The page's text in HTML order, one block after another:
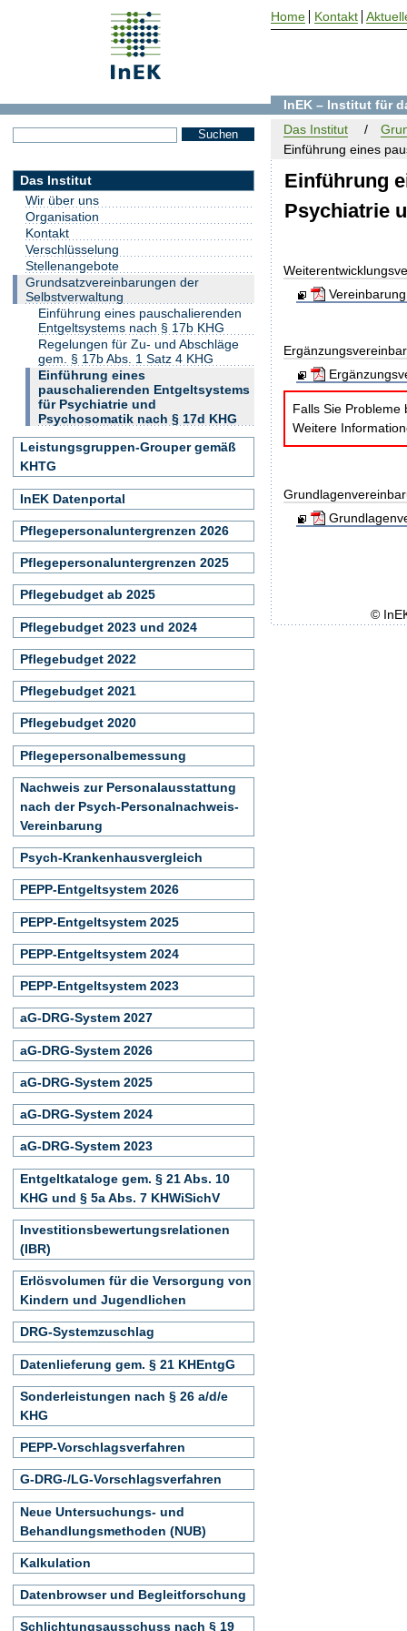
Einführung
Psychiatrie
Vereinbarung
Falls Sie Probleme
Weitere
InEK – Institut für
Das Institut
Einführung eines
Das Institut
Wir über uns
Organisation
Kontakt
Verschlüsselung
Stellenangebote
Grundsatzvereinbarungen der
Selbstverwaltung
Einführung eines pauschalierenden
Entgeltsystems nach § 17b KHG
Regelungen für Zu- und Abschläge
gem. § 17b Abs. 1 Satz 4 KHG
Einführung eines
pauschalierenden Entgeltsystems
für Psychiatrie und
Psychosomatik nach § 17d KHG
Leistungsgruppen-Grouper gemäß
KHTG
InEK Datenportal
Pflegepersonaluntergrenzen 2026
Pflegepersonaluntergrenzen 2025
Pflegebudget ab 2025
Pflegebudget 2023 und 2024
Pflegebudget 2022
Pflegebudget 2021
Pflegebudget 2020
Pflegepersonalbemessung
Nachweis zur Personalausstattung
nach der Psych-Personalnachweis-
Vereinbarung
Psych-Krankenhausvergleich
PEPP-Entgeltsystem 2026
PEPP-Entgeltsystem 2025
PEPP-Entgeltsystem 2024
PEPP-Entgeltsystem 2023
aG-DRG-System 2027
aG-DRG-System 2026
aG-DRG-System 2025
aG-DRG-System 2024
aG-DRG-System 2023
Entgeltkataloge gem. § 21 Abs. 10
KHG und § 5a Abs. 7 KHWiSichV
Investitionsbewertungsrelationen
(IBR)
Erlösvolumen für die Versorgung von
Kindern und Jugendlichen
DRG-Systemzuschlag
Datenlieferung gem. § 21 KHEntgG
Sonderleistungen nach § 26 a/d/e
KHG
PEPP-Vorschlagsverfahren
G-DRG-/LG-Vorschlagsverfahren
Neue Untersuchungs- und
Behandlungsmethoden (NUB)
Kalkulation
Datenbrowser und Begleitforschung
Schlichtungsausschuss nach § 19
Home Kontakt
©